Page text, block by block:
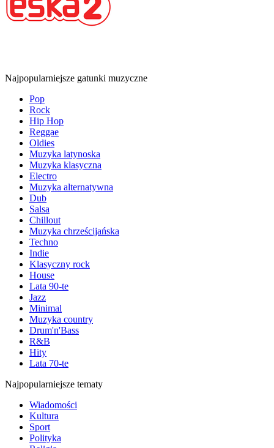
Najpopularniejsze gatunki muzyczne
Pop
Rock
Hip Hop
Reggae
Oldies
Muzyka latynoska
Muzyka klasyczna
Electro
Muzyka alternatywna
Dub
Salsa
Chillout
Muzyka chrześcijańska
Techno
Indie
Klasyczny rock
House
Lata 90-te
Jazz
Minimal
Muzyka country
Drum'n'Bass
R&B
Hity
Lata 70-te
Najpopularniejsze tematy
Wiadomości
Kultura
Sport
Polityka